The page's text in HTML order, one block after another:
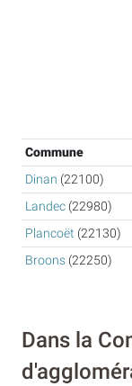
Commune
Dinan (22100)
Landec (22980)
Plancoët (22130)
Broons (22250)
Dans la